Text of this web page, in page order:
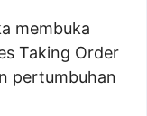
membuka
Taking Order
pertumbuhan